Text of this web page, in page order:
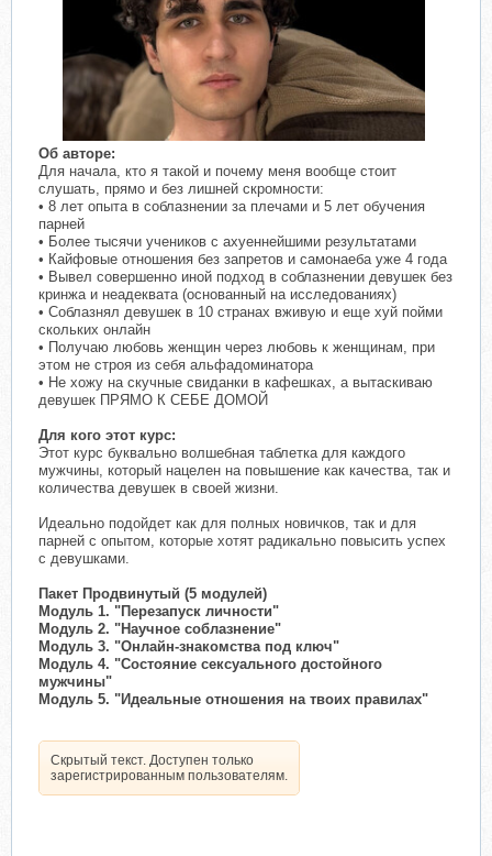
Об авторе:
Для начала, кто я такой и почему меня вообще стоит
слушать, прямо и без лишней скромности:
• 8 лет опыта в соблазнении за плечами и 5 лет обучения
парней
• Более тысячи учеников с ахуеннейшими результатами
• Кайфовые отношения без запретов и самонаеба уже 4 года
• Вывел совершенно иной подход в соблазнении девушек без
кринжа и неадеквата (основанный на исследованиях)
• Соблазнял девушек в 10 странах вживую и еще хуй пойми
скольких онлайн
• Получаю любовь женщин через любовь к женщинам, при
этом не строя из себя альфадоминатора
• Не хожу на скучные свиданки в кафешках, а вытаскиваю
девушек ПРЯМО К СЕБЕ ДОМОЙ
Для кого этот курс:
Этот курс буквально волшебная таблетка для каждого
мужчины, который нацелен на повышение как качества, так и
количества девушек в своей жизни.
Идеально подойдет как для полных новичков, так и для
парней с опытом, которые хотят радикально повысить успех
с девушками.
Пакет Продвинутый (5 модулей)
Модуль 1. "Перезапуск личности"
Модуль 2. "Научное соблазнение"
Модуль 3. "Онлайн-знакомства под ключ"
Модуль 4. "Состояние сексуального достойного
мужчины"
Модуль 5. "Идеальные отношения на твоих правилах"
Скрытый текст. Доступен только
зарегистрированным пользователям.